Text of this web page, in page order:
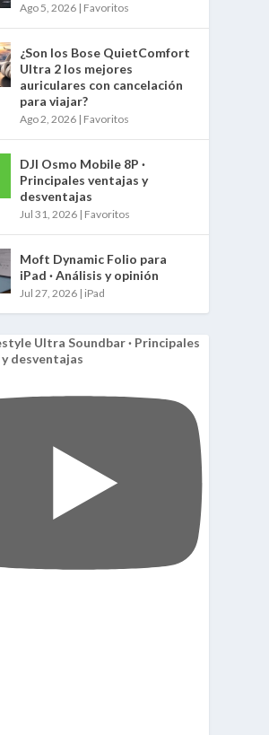
Ago 5, 2026 | Favoritos
¿Son los Bose QuietComfort
Ultra 2 los mejores
auriculares con cancelación
para viajar?
Ago 2, 2026 | Favoritos
DJI Osmo Mobile 8P ·
Principales ventajas y
desventajas
Jul 31, 2026 | Favoritos
Moft Dynamic Folio para
iPad · Análisis y opinión
Jul 27, 2026 | iPad
Ultra Soundbar · Principales
desventajas